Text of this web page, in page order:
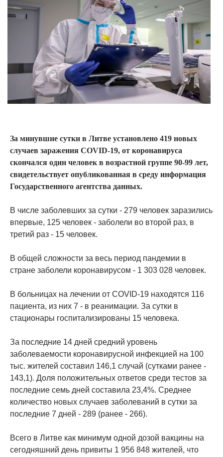
За минувшие сутки в Литве установлено 419 новых
случаев заражения COVID-19, от коронавируса
скончался один человек в возрастной группе 90-99 лет,
свидетельствует опубликованная в среду информация
Государственного агентства данных.
В числе заболевших за сутки - 279 человек заразились
впервые, 125 человек - заболели во второй раз, в
третий раз - 15 человек.
В общей сложности за весь период пандемии в
стране заболели коронавирусом - 1 303 028 человек.
В больницах на лечении от COVID-19 находятся 116
пациента, из них 7 - в реанимации. За сутки в
стационары госпитализированы 15 человека.
За последние 14 дней средний уровень
заболеваемости коронавирусной инфекцией на 100
тыс. жителей составил 146,1 случай (сутками ранее -
143,1). Доля положительных ответов среди тестов за
последние семь дней составила 23,4%. Среднее
количество новых случаев заболеваний в сутки за
последние 7 дней - 289 (ранее - 266).
Всего в Литве как минимум одной дозой вакцины на
сегодняшний день привиты 1 956 848 жителей, что